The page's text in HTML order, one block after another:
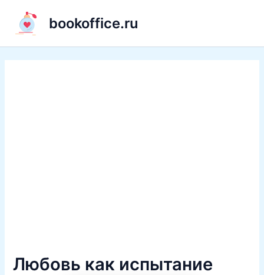
содержимому
bookoffice.ru
Любовь как испытание